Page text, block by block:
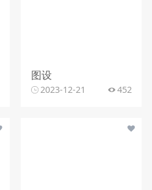
图设
2023-12-21 452